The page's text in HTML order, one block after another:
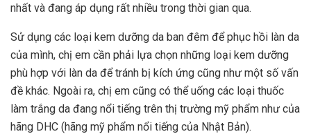
nhất và đang áp dụng rất nhiều trong thời gian qua.
Sử dụng các loại kem dưỡng da ban đêm để phục hồi làn da
của mình, chị em cần phải lựa chọn những loại kem dưỡng
phù hợp với làn da để tránh bị kích ứng cũng như một số vấn
đề khác. Ngoài ra, chị em cũng có thể uống các loại thuốc
làm trắng da đang nổi tiếng trên thị trường mỹ phẩm như của
hãng DHC (hãng mỹ phẩm nổi tiếng của Nhật Bản).